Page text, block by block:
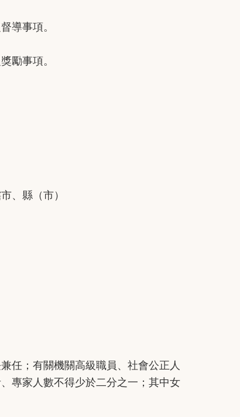
導事項。
勵事項。
、縣（市）
；有關機關高級職員、社會公正人
專家人數不得少於二分之一；其中女